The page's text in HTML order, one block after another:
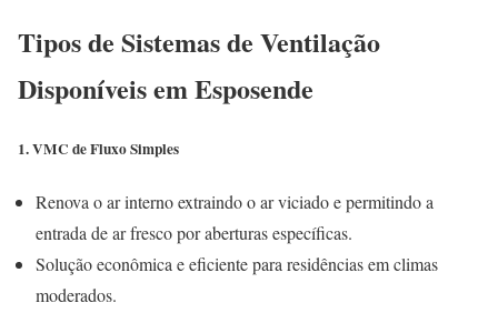
Tipos de Sistemas de Ventilação
Disponíveis em Esposende
1. VMC de Fluxo Simples
Renova o ar interno extraindo o ar viciado e permitindo a
entrada de ar fresco por aberturas específicas.
Solução econômica e eficiente para residências em climas
moderados.